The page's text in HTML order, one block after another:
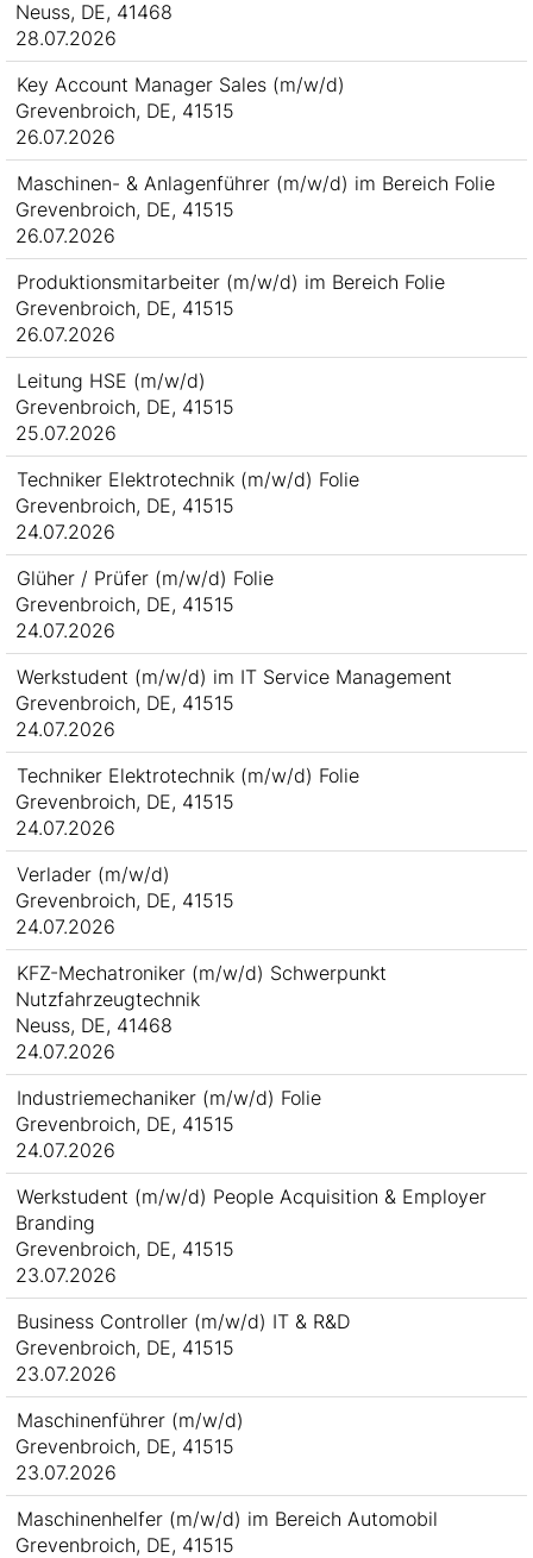
Neuss, DE, 41468
28.07.2026
Key Account Manager Sales (m/w/d)
Grevenbroich, DE, 41515
26.07.2026
Maschinen- & Anlagenführer (m/w/d) im Bereich Folie
Grevenbroich, DE, 41515
26.07.2026
Produktionsmitarbeiter (m/w/d) im Bereich Folie
Grevenbroich, DE, 41515
26.07.2026
Leitung HSE (m/w/d)
Grevenbroich, DE, 41515
25.07.2026
Techniker Elektrotechnik (m/w/d) Folie
Grevenbroich, DE, 41515
24.07.2026
Glüher / Prüfer (m/w/d) Folie
Grevenbroich, DE, 41515
24.07.2026
Werkstudent (m/w/d) im IT Service Management
Grevenbroich, DE, 41515
24.07.2026
Techniker Elektrotechnik (m/w/d) Folie
Grevenbroich, DE, 41515
24.07.2026
Verlader (m/w/d)
Grevenbroich, DE, 41515
24.07.2026
KFZ-Mechatroniker (m/w/d) Schwerpunkt
Nutzfahrzeugtechnik
Neuss, DE, 41468
24.07.2026
Industriemechaniker (m/w/d) Folie
Grevenbroich, DE, 41515
24.07.2026
Werkstudent (m/w/d) People Acquisition & Employer
Branding
Grevenbroich, DE, 41515
23.07.2026
Business Controller (m/w/d) IT & R&D
Grevenbroich, DE, 41515
23.07.2026
Maschinenführer (m/w/d)
Grevenbroich, DE, 41515
23.07.2026
Maschinenhelfer (m/w/d) im Bereich Automobil
Grevenbroich, DE, 41515